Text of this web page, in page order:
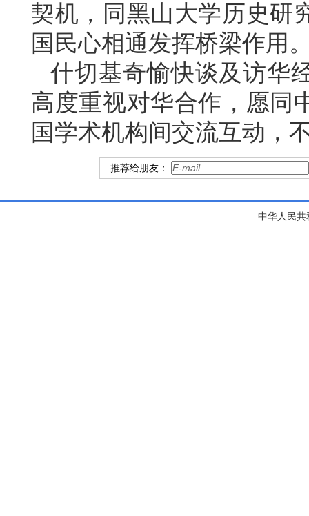
契机，同黑山大学历史研
国民心相通发挥桥梁作用
什切基奇愉快谈及访华
高度重视对华合作，愿同
国学术机构间交流互动，
推荐给朋友：
中华人民共